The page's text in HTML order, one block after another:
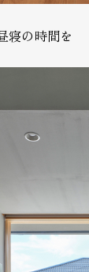
寝の時間を